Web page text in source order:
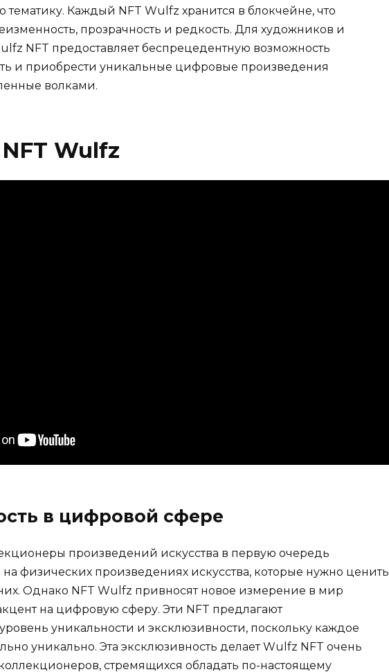
тематику. Каждый NFT Wulfz хранится в блокчейне, что
прозрачность и редкость. Для художников и
NFT предоставляет беспрецедентную возможность
и приобрести уникальные цифровые произведения
волками.
Wulfz
в цифровой сфере
произведений искусства в первую очередь
на физических произведениях искусства, которые нужно ценить
Однако NFT Wulfz привносят новое измерение в мир
на цифровую сферу. Эти NFT предлагают
уникальности и эксклюзивности, поскольку каждое
уникально. Эта эксклюзивность делает Wulfz NFT очень
стремящихся обладать по-настоящему